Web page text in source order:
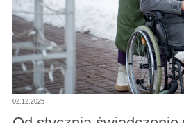
02.12.2025